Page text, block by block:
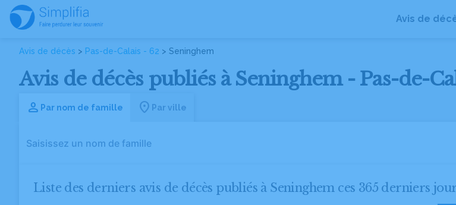
Avis de
Avis de décès > Pas-de-Calais - 62 > Seninghem
Avis de décès publiés à Seninghem - Pas-de-
Par nom de famille Par ville
Liste des derniers avis de décès publiés à Seninghem ces 365 derniers